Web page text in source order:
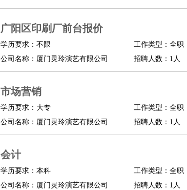
广阳区印刷厂前台报价
学历要求：不限 工作类型：全职
公司名称：厦门灵玲演艺有限公司
招聘人数：1人
市场营销
学历要求：大专 工作类型：全职
公司名称：厦门灵玲演艺有限公司
招聘人数：1人
会计
学历要求：本科 工作类型：全职
公司名称：厦门灵玲演艺有限公司
招聘人数：1人